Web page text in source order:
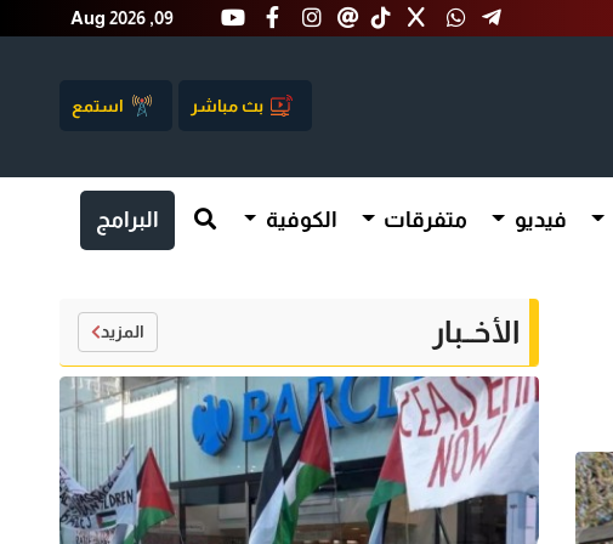
Aug 2026 ,09
بث مباشر استمع
فيديو متفرقات الكوفية البرامج
الأخــبار المزيد